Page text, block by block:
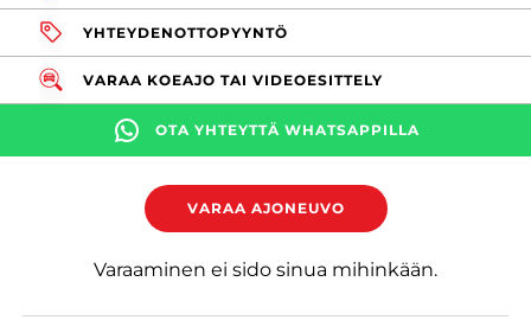
YHTEYDENOTTOPYYNTÖ
VARAA KOEAJO TAI VIDEOESITTELY
OTA YHTEYTTÄ WHATSAPPILLA
VARAA AJONEUVO
Varaaminen ei sido sinua mihinkään.